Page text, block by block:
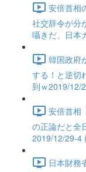
安倍首相
社交辞令が分
囁きだ、日本
韓国政府
する！と逆切
到ｗ2019/12/
安倍首相
の正論だと
2019/12/29-4
日本財務